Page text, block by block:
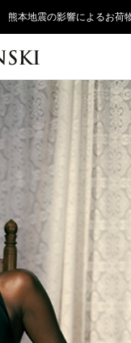
影響によるお荷物のお届け遅